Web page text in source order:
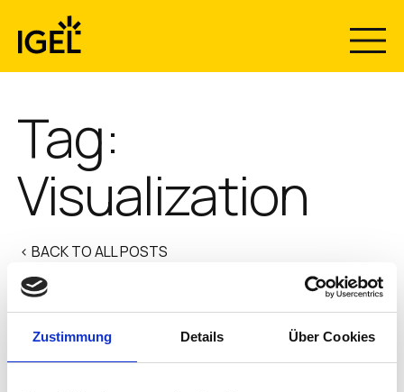
Zustimmung Details Über Cookies
content
Tag:
Visualization
< BACK TO ALL POSTS
VISUALIZE: How do you make